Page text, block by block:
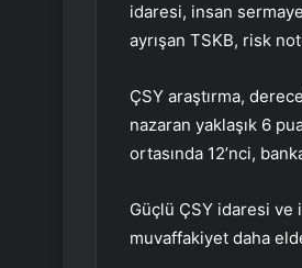
idaresi, insan
ayrışan TSKB, risk
ÇSY araştırma,
nazaran yaklaşık 6
ortasında 12’nci,
Güçlü ÇSY idaresi ve
muvaffakiyet daha